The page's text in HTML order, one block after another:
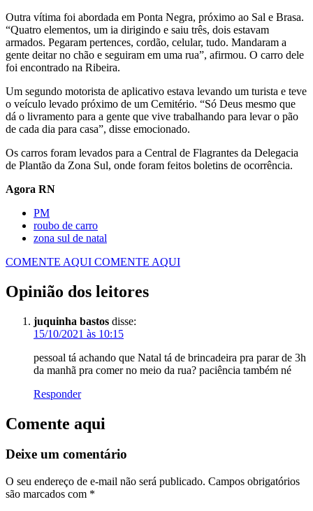
Outra vítima foi abordada em Ponta Negra, próximo ao Sal e Brasa.
“Quatro elementos, um ia dirigindo e saiu três, dois estavam
armados. Pegaram pertences, cordão, celular, tudo. Mandaram a
gente deitar no chão e seguiram em uma rua”, afirmou. O carro dele
foi encontrado na Ribeira.
Um segundo motorista de aplicativo estava levando um turista e teve
o veículo levado próximo de um Cemitério. “Só Deus mesmo que
dá o livramento para a gente que vive trabalhando para levar o pão
de cada dia para casa”, disse emocionado.
Os carros foram levados para a Central de Flagrantes da Delegacia
de Plantão da Zona Sul, onde foram feitos boletins de ocorrência.
Agora RN
PM
roubo de carro
zona sul de natal
COMENTE AQUI COMENTE AQUI
Opinião dos leitores
juquinha bastos disse:
15/10/2021 às 10:15
pessoal tá achando que Natal tá de brincadeira pra parar de 3h
da manhã pra comer no meio da rua? paciência também né
Responder
Comente aqui
Deixe um comentário
O seu endereço de e-mail não será publicado. Campos obrigatórios
são marcados com *